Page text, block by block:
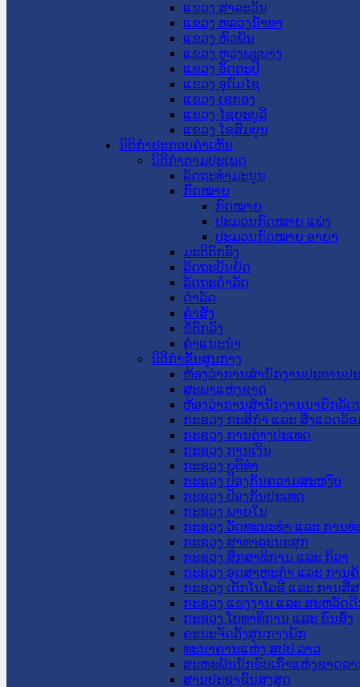
ແຂວງ ສາລະວັນ
ແຂວງ ຫລວງນໍ້າທາ
ແຂວງ ຫົວພັນ
ແຂວງ ຫຼວງພະບາງ
ແຂວງ ອັດຕະປື
ແຂວງ ອຸດົມໄຊ
ແຂວງ ເຊກອງ
ແຂວງ ໄຊຍະບູລີ
ແຂວງ ໄຊສົມບູນ
ນິຕິກໍາປະກອບຄໍາເຫັນ
ນິຕິກໍາຕາມປະເພດ
ລັດຖະທໍາມະນູນ
ກົດໝາຍ
ກົດໝາຍ
ປະມວນກົດໝາຍ ແພ່ງ
ປະມວນກົດໝາຍ ອາຍາ
ມະຕິຕົກລົງ
ລັດຖະບັນຍັດ
ລັດຖະດໍາລັດ
ດໍາລັດ
ຄໍາສັ່ງ
ຂໍ້ຕົກລົງ
ຄໍາແນະນໍາ
ນິຕິກຳຂັ້ນສູນກາງ
ຫ້ອງວ່າການສໍານັກງານປະທານປ
ສະພາແຫ່ງຊາດ
ຫ້ອງວ່າການສຳນັກງານນາຍົກລັດ
ກະຊວງ ກະສິກຳ ແລະ ສິ່ງແວດລ້ອ
ກະຊວງ ການຕ່າງປະເທດ
ກະຊວງ ການເງິນ
ກະຊວງ ຍຸຕິທໍາ
ກະຊວງ ປ້ອງກັນຄວາມສະຫງົບ
ກະຊວງ ປ້ອງກັນປະເທດ
ກະຊວງ ພາຍໃນ
ກະຊວງ ວັດທະນະທຳ ແລະ ການທ່
ກະຊວງ ສາທາລະນະສຸກ
ກະຊວງ ສຶກສາທິການ ແລະ ກິລາ
ກະຊວງ ອຸດສາຫະກຳ ແລະ ການຄ້
ກະຊວງ ເຕັກໂນໂລຊີ ແລະ ການສື່
ກະຊວງ ແຮງງານ ແລະ ສະຫວັດ
ກະຊວງ ໂຍທາທິການ ແລະ ຂົນສົ່ງ
ຄະນະຈັດຕັ້ງສູນກາງພັກ
ທະນາຄານແຫ່ງ ສປປ ລາວ
ສະຫະພັນນັກຮົບເກົ່າແຫ່ງຊາດລາ
ສານປະຊາຊົນສູງສຸດ